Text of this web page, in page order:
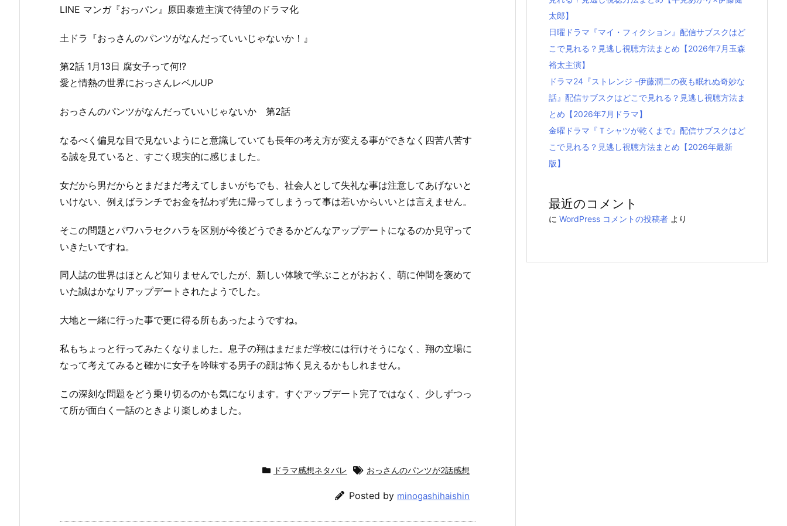
LINE マンガ『おっパン』原田泰造主演で待望のドラマ化
土ドラ『おっさんのパンツがなんだっていいじゃないか！』
第2話 1月13日 腐女子って何!?
愛と情熱の世界におっさんレベルUP
おっさんのパンツがなんだっていいじゃないか 第2話
なるべく偏見な目で見ないようにと意識していても長年の考え方が変える事ができなく四苦八苦す
る誠を見ていると、すごく現実的に感じました。
女だから男だからとまだまだ考えてしまいがちでも、社会人として失礼な事は注意してあげないと
いけない、例えばランチでお金を払わず先に帰ってしまうって事は若いからいいとは言えません。
そこの問題とパワハラセクハラを区別が今後どうできるかどんなアップデートになるのか見守って
いきたいですね。
同人誌の世界はほとんど知りませんでしたが、新しい体験で学ぶことがおおく、萌に仲間を褒めて
いた誠はかなりアップデートされたようでした。
大地と一緒に行った事で更に得る所もあったようですね。
私もちょっと行ってみたくなりました。息子の翔はまだまだ学校には行けそうになく、翔の立場に
なって考えてみると確かに女子を吟味する男子の顔は怖く見えるかもしれません。
この深刻な問題をどう乗り切るのかも気になります。すぐアップデート完了ではなく、少しずつっ
て所が面白く一話のときより楽しめました。
ドラマ感想ネタバレ おっさんのパンツが2話感想
Posted by minogashihaishin
太郎】
日曜ドラマ『マイ・フィクション』配信サブスクはど
こで見れる？見逃し視聴方法まとめ【2026年7月玉森
裕太主演】
ドラマ24『ストレンジ -伊藤潤二の夜も眠れぬ奇妙な
話』配信サブスクはどこで見れる？見逃し視聴方法ま
とめ【2026年7月ドラマ】
金曜ドラマ『Ｔシャツが乾くまで』配信サブスクはど
こで見れる？見逃し視聴方法まとめ【2026年最新
版】
最近のコメント
に WordPress コメントの投稿者 より